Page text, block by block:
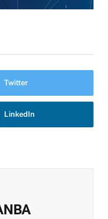
Twitter
LinkedIn